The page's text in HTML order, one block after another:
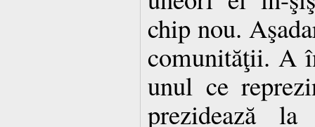
chip nou.
comunităţii. A
unul ce
prezidează